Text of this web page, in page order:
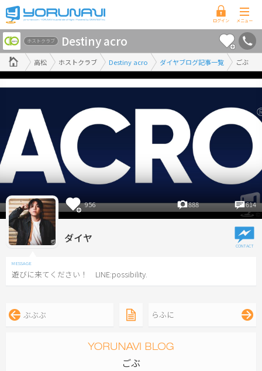
香
川
県
版
高松 ホストクラブ Destiny acro ダイヤブログ記事一覧 ごぶ
ホストクラブ Destiny acro
956 888 614
ダイヤ
遊びに来てください！ LINE:possibility.
ぶぶぶ らふに
ごぶ